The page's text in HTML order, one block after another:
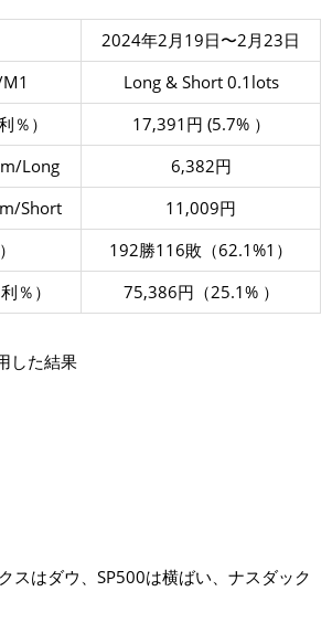
2024年2月19日〜2月23日
Long & Short 0.1lots
％）
17,391円 (5.7% ）
Long
6,382円
Short
11,009円
192勝116敗（62.1%1）
％）
75,386円（25.1% ）
した結果
スはダウ、SP500は横ばい、ナスダック